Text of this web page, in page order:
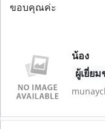
ขอบคุณค่ะ
น้อง
ผู้เยี่ย